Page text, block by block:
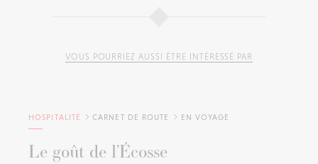
VOUS POURRIEZ AUSSI ÊTRE INTÉRESSÉ PAR
HOSPITALITÉ CARNET DE ROUTE EN VOYAGE
Le goût de l’Écosse